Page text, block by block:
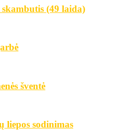
(49 laida)
šventė
liepos sodinimas